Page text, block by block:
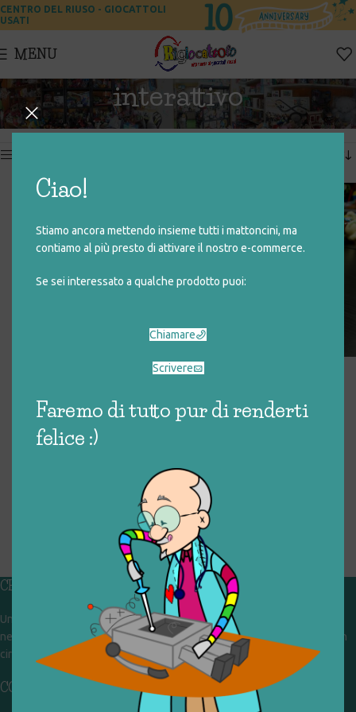
Ciao!
Stiamo ancora mettendo insieme tutti i mattoncini, ma
contiamo al più presto di attivare il nostro e-commerce.
Se sei interessato a qualche prodotto puoi:
Chiamare
Scrivere
Faremo di tutto pur di renderti
felice :)
CENTRO DEL RIUSO - GIOCATTOLI
USATI
MENU
interattivo
Home Prodotti taggati “interattivo” Visualizzazione di 2 risultati
€5,00
FEFE’ IL CAGNOLINO PIU’
CHI SIAMO
Un gruppo di volontari che sognano di diventare un centro del riuso e
nel frattempo ricevono in dono giocattoli, li riparano e li reimmettono in
circolazione. Operiamo per un'economia civile, circolare e sostenibile.
CONTATTI